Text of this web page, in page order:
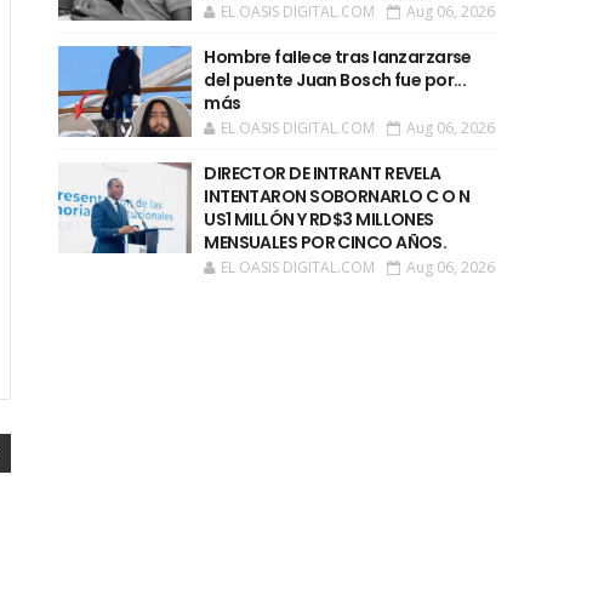
EL OASIS DIGITAL.COM Aug 06, 2026
Hombre faIIece tras Ianzarzarse
del puente Juan Bosch fue por...
más
EL OASIS DIGITAL.COM Aug 06, 2026
DIRECTOR DE INTRANT REVELA
INTENTARON SOBORNARLO C O N
US1 MILLÓN Y RD$3 MILLONES
MENSUALES POR CINCO AÑOS.
EL OASIS DIGITAL.COM Aug 06, 2026